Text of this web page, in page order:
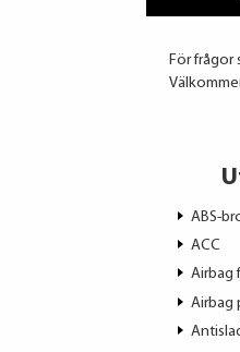
För frågor
ABS-
ACC
Airbag
Airbag